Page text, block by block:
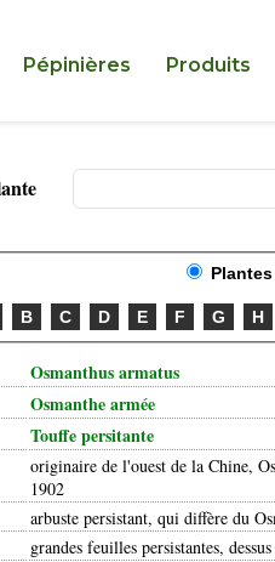
Pépinières Produits
B C D E F G H
Osmanthus armatus
Osmanthe armée
Touffe persitante
originaire de l'ouest de la Chine,
1902
arbuste persistant, qui diffère du
grandes feuilles persistantes,